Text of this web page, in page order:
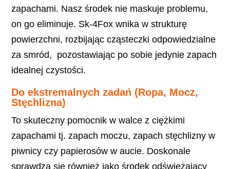
zapachami. Nasz środek nie maskuje problemu,
on go eliminuje. Sk-4Fox wnika w strukturę
powierzchni, rozbijając cząsteczki odpowiedzialne
za smród, pozostawiając po sobie jedynie zapach
idealnej czystości.
Do ekstremalnych zadań (Ropa, Mocz,
Stęchlizna)
To skuteczny pomocnik w walce z ciężkimi
zapachami tj. zapach moczu, zapach stęchlizny w
piwnicy czy papierosów w aucie. Doskonale
sprawdza się również jako środek odświeżający